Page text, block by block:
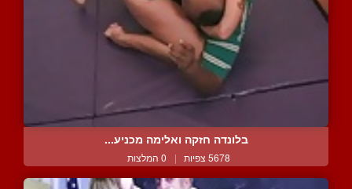
בלונדה חזקה ואלימה מכניע...
5678 צפיות | 0 המלצות